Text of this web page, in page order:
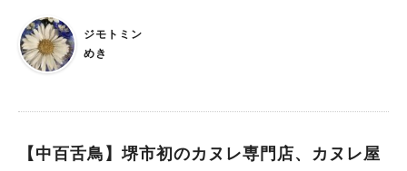
うなってああなって……嗚呼っ！ ストーリーを言いたいけれど
言えないのです。ごめんなさい！ この先は実際にご自身の目と
身体でワクワクとドキドキを体験してみて欲しいです。 ＜あら
イムスリップをして過 去の情報を手に入れるんだ！」 手帳はせ
んぼくんとブラックせんぼくんには時を超える不思議な力がある
で処方箋の写真を送ると、時間を待たずに薬を受け取れるところ
もあるそうですね。最近行ってびっくりしたのは、病院で診察後
に無料でガチャガチャができて、さらに近くの薬局にも無料でガ
ができるそうです。貴重な経験になりそう。ただし、各枠4組ま
ジモトミン
めき
【中百舌鳥】堺市初のカヌレ専門店、カヌレ屋